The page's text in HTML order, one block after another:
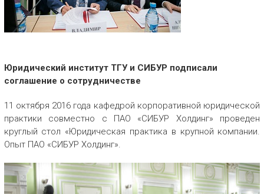
Юридический институт ТГУ и СИБУР подписали
соглашение о сотрудничестве
11 октября 2016 года кафедрой корпоративной юридической
практики совместно с ПАО «СИБУР Холдинг» проведен
круглый стол «Юридическая практика в крупной компании.
Опыт ПАО «СИБУР Холдинг».